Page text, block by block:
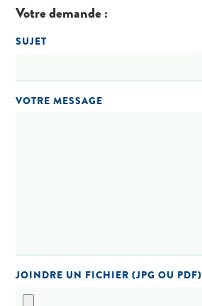
Votre demande :
SUJET
VOTRE MESSAGE
JOINDRE UN FICHIER (JPG OU PDF)